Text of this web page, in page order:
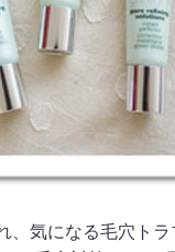
、気になる毛穴トラ